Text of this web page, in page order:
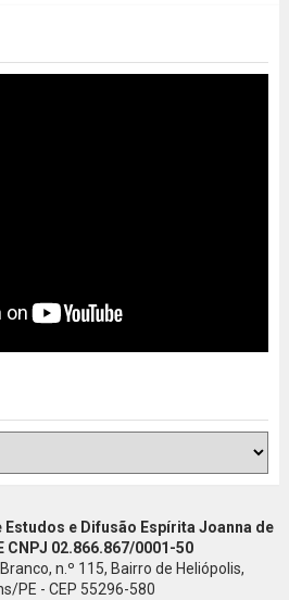
e Difusão Espírita Joanna de
CNPJ 02.866.867/0001-50
n.º 115, Bairro de Heliópolis,
PE - CEP 55296-580